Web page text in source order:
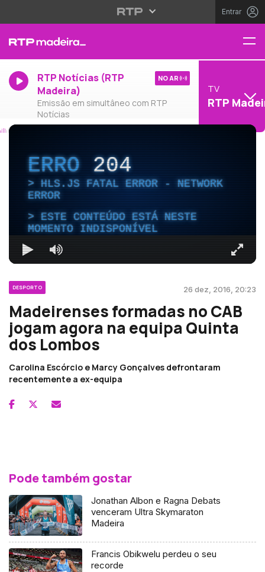
Entrar
RTP Notícias (RTP
Madeira)
Emissão em simultâneo com RTP
Notícias
NO AR
TV
RTP
ERRO204
HLS.JS FATAL ERROR - NETWORK
ERROR
ESTE CONTEÚDO ESTÁ NESTE
MOMENTO INDISPONÍVEL
DESPORTO 26 dez, 2016, 20:23
Madeirenses formadas no CAB
jogam agora na equipa Quinta
dos Lombos
Carolina Escórcio e Marcy Gonçalves defrontaram
recentemente a ex-equipa
Pode também gostar
Jonathan Albon e Ragna Debats
venceram Ultra Skymaraton
Madeira
Francis Obikwelu perdeu o seu
recorde